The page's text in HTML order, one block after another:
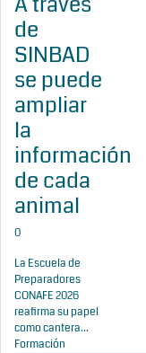
de
SINBAD
se puede
ampliar
la
información
de cada
animal
0
La Escuela de
Preparadores
CONAFE 2026
reafirma su papel
como cantera...
Formación